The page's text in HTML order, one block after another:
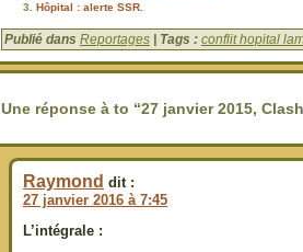
Hôpital : alerte SSR.
Publié dans Reportages | Tags : conflit hopital
Une réponse à to “27 janvier 2015,
Raymond dit :
27 janvier 2016 à 7:45
L’intégrale :